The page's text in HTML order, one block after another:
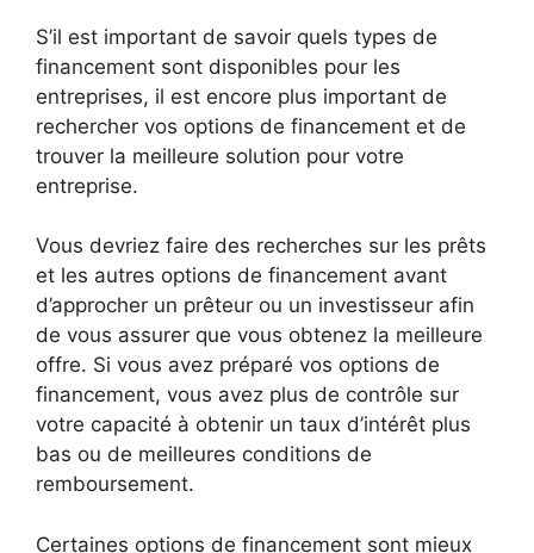
S’il est important de savoir quels types de
financement sont disponibles pour les
entreprises, il est encore plus important de
rechercher vos options de financement et de
trouver la meilleure solution pour votre
entreprise.
Vous devriez faire des recherches sur les prêts
et les autres options de financement avant
d’approcher un prêteur ou un investisseur afin
de vous assurer que vous obtenez la meilleure
offre. Si vous avez préparé vos options de
financement, vous avez plus de contrôle sur
votre capacité à obtenir un taux d’intérêt plus
bas ou de meilleures conditions de
remboursement.
Certaines options de financement sont mieux